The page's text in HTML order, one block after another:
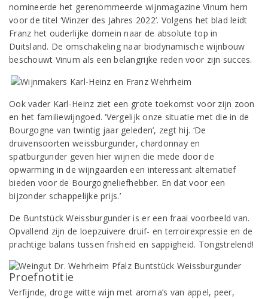
nomineerde het gerenommeerde wijnmagazine Vinum hem
voor de titel ‘Winzer des Jahres 2022’. Volgens het blad leidt
Franz het ouderlijke domein naar de absolute top in
Duitsland. De omschakeling naar biodynamische wijnbouw
beschouwt Vinum als een belangrijke reden voor zijn succes.
Ook vader Karl-Heinz ziet een grote toekomst voor zijn zoon
en het familiewijngoed. ‘Vergelijk onze situatie met die in de
Bourgogne van twintig jaar geleden’, zegt hij. ‘De
druivensoorten weissburgunder, chardonnay en
spätburgunder geven hier wijnen die mede door de
opwarming in de wijngaarden een interessant alternatief
bieden voor de Bourgogneliefhebber. En dat voor een
bijzonder schappelijke prijs.’
De Buntstück Weissburgunder is er een fraai voorbeeld van.
Opvallend zijn de loepzuivere druif- en terroirexpressie en de
prachtige balans tussen frisheid en sappigheid. Tongstrelend!
Proefnotitie
Verfijnde, droge witte wijn met aroma’s van appel, peer,